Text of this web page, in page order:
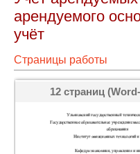
арендуемого
учёт
Страницы работы
12 страниц